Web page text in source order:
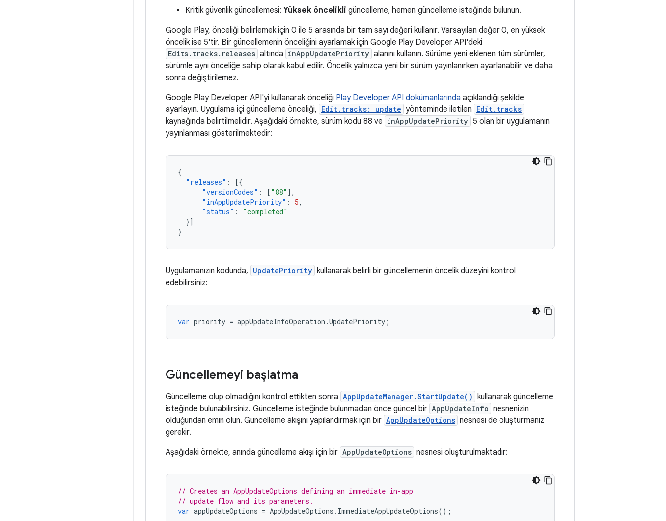
Kritik güvenlik güncellemesi: Yüksek öncelikli güncelleme; hemen güncelleme isteğinde bulunun.
Google Play, önceliği belirlemek için 0 ile 5 arasında bir tam sayı değeri kullanır. Varsayılan değer 0, en yüksek
öncelik ise 5'tir. Bir güncellemenin önceliğini ayarlamak için Google Play Developer API'deki
Edits.tracks.releases altında inAppUpdatePriority alanını kullanın. Sürüme yeni eklenen tüm sürümler,
sürümle aynı önceliğe sahip olarak kabul edilir. Öncelik yalnızca yeni bir sürüm yayınlanırken ayarlanabilir ve daha
sonra değiştirilemez.
Google Play Developer API'yi kullanarak önceliği Play Developer API dokümanlarında açıklandığı şekilde
ayarlayın. Uygulama içi güncelleme önceliği, Edit.tracks: update yönteminde iletilen Edit.tracks
kaynağında belirtilmelidir. Aşağıdaki örnekte, sürüm kodu 88 ve inAppUpdatePriority 5 olan bir uygulamanın
yayınlanması gösterilmektedir:
{
"releases" :
[{
"versionCodes" : [ "88" ],
"inAppUpdatePriority" : 5,
"status" :
"completed"
}]
}
Uygulamanızın kodunda, UpdatePriority kullanarak belirli bir güncellemenin öncelik düzeyini kontrol
edebilirsiniz:
var priority = appUpdateInfoOperation .UpdatePriority ;
Güncellemeyi başlatma
Güncelleme olup olmadığını kontrol ettikten sonra AppUpdateManager.StartUpdate() kullanarak güncelleme
isteğinde bulunabilirsiniz. Güncelleme isteğinde bulunmadan önce güncel bir AppUpdateInfo nesnenizin
olduğundan emin olun. Güncelleme akışını yapılandırmak için bir AppUpdateOptions nesnesi de oluşturmanız
gerekir.
Aşağıdaki örnekte, anında güncelleme akışı için bir AppUpdateOptions nesnesi oluşturulmaktadır:
// Creates an AppUpdateOptions defining an immediate in-app
// update flow and its parameters.
var appUpdateOptions = AppUpdateOptions . ImmediateAppUpdateOptions();